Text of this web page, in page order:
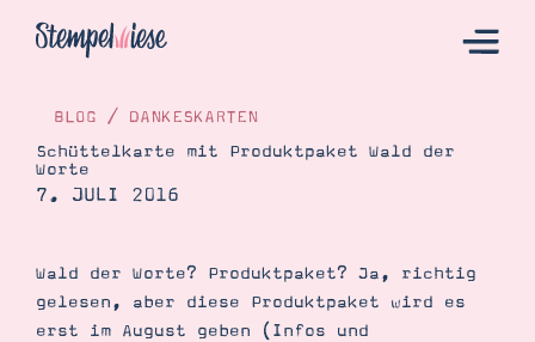
Hier Starten
Bestellen
Kontakt
BLOG / DANKESKARTEN
Schüttelkarte mit Produktpaket Wald der
Worte
7. JULI 2016
Wald der Worte? Produktpaket? Ja, richtig
gelesen, aber diese Produktpaket wird es
erst im August geben (Infos und